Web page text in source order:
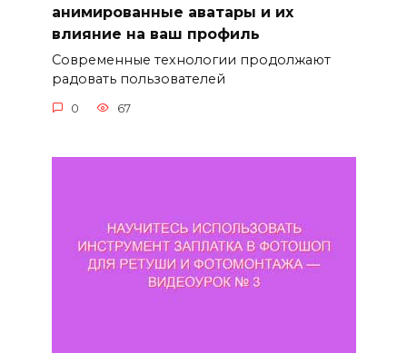
анимированные аватары и их
влияние на ваш профиль
Современные технологии продолжают
радовать пользователей
0 67